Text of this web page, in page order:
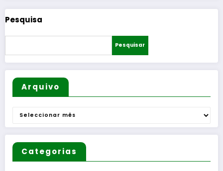
populaç
ão dos
is
sidade
Pesquisa
Pesquisar
Arquivo
Arquivo
Categorias